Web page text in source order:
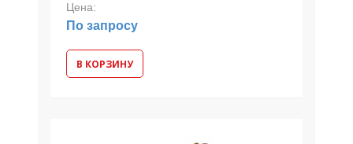
Цена:
По запросу
В КОРЗИНУ